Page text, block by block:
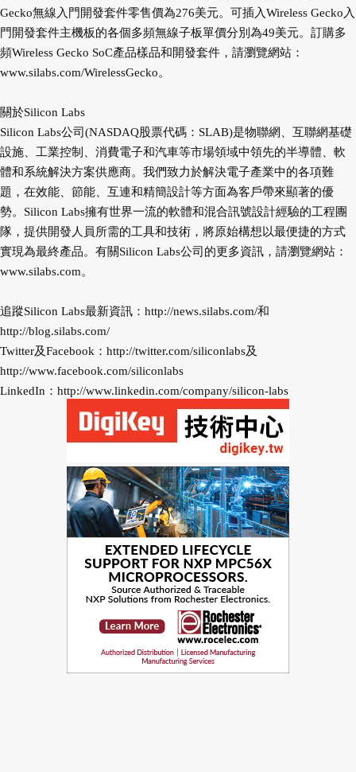
Gecko無線入門開發套件零售價為276美元。可插入Wireless Gecko入
門開發套件主機板的各個多頻無線子板單價分別為49美元。訂購多
頻Wireless Gecko SoC產品樣品和開發套件，請瀏覽網站：
www.silabs.com/WirelessGecko。
關於Silicon Labs
Silicon Labs公司(NASDAQ股票代碼：SLAB)是物聯網、互聯網基礎
設施、工業控制、消費電子和汽車等市場領域中領先的半導體、軟
體和系統解決方案供應商。我們致力於解決電子產業中的各項難
題，在效能、節能、互連和精簡設計等方面為客戶帶來顯著的優
勢。Silicon Labs擁有世界一流的軟體和混合訊號設計經驗的工程團
隊，提供開發人員所需的工具和技術，將原始構想以最便捷的方式
實現為最終產品。有關Silicon Labs公司的更多資訊，請瀏覽網站：
www.silabs.com。
追蹤Silicon Labs最新資訊： http://news.silabs.com/和
http://blog.silabs.com/
Twitter及Facebook： http://twitter.com/siliconlabs及
http://www.facebook.com/siliconlabs
LinkedIn： http://www.linkedin.com/company/silicon-labs